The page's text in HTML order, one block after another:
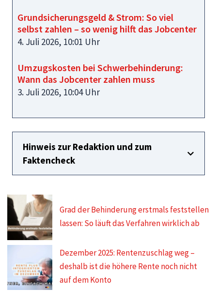
Grundsicherungsgeld & Strom: So viel
selbst zahlen – so wenig hilft das Jobcenter
4. Juli 2026, 10:01 Uhr
Umzugskosten bei Schwerbehinderung:
Wann das Jobcenter zahlen muss
3. Juli 2026, 10:04 Uhr
Hinweis zur Redaktion und zum
Faktencheck
Grad der Behinderung erstmals feststellen
lassen: So läuft das Verfahren wirklich ab
Dezember 2025: Rentenzuschlag weg –
deshalb ist die höhere Rente noch nicht
auf dem Konto